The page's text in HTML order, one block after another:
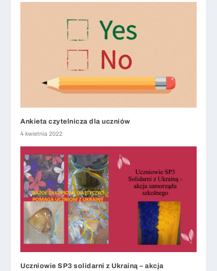
Ankieta czytelnicza dla uczniów
4 kwietnia 2022
Uczniowie SP3 solidarni z Ukrainą – akcja